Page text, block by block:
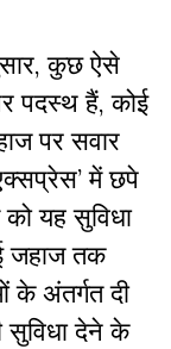
कुछ ऐसे
पदस्थ हैं, कोई
पर सवार
में छपे
यह सुविधा
जहाज तक
के अंतर्गत दी
सुविधा देने के